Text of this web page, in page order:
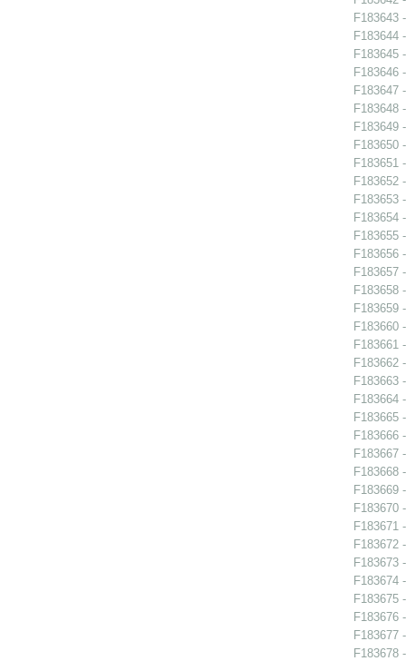
F183643
F183644
F183645
F183646
F183647
F183648
F183649
F183650
F183651
F183652
F183653
F183654
F183655
F183656
F183657
F183658
F183659
F183660
F183661
F183662
F183663
F183664
F183665
F183666
F183667
F183668
F183669
F183670
F183671
F183672
F183673
F183674
F183675
F183676
F183677
F183678